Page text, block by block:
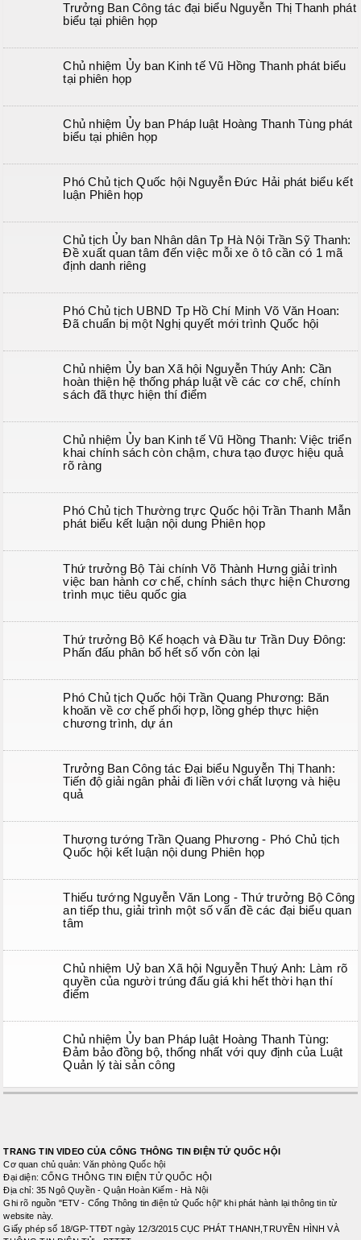
Trưởng Ban Công tác đại biểu Nguyễn Thị Thanh phát
biểu tại phiên họp
Chủ nhiệm Ủy ban Kinh tế Vũ Hồng Thanh phát biểu
tại phiên họp
Chủ nhiệm Ủy ban Pháp luật Hoàng Thanh Tùng phát
biểu tại phiên họp
Phó Chủ tịch Quốc hội Nguyễn Đức Hải phát biểu kết
luận Phiên họp
Chủ tịch Ủy ban Nhân dân Tp Hà Nội Trần Sỹ Thanh:
Đề xuất quan tâm đến việc mỗi xe ô tô cần có 1 mã
định danh riêng
Phó Chủ tịch UBND Tp Hồ Chí Minh Võ Văn Hoan:
Đã chuẩn bị một Nghị quyết mới trình Quốc hội
Chủ nhiệm Ủy ban Xã hội Nguyễn Thúy Anh: Cần
hoàn thiện hệ thống pháp luật về các cơ chế, chính
sách đã thực hiện thí điểm
Chủ nhiệm Ủy ban Kinh tế Vũ Hồng Thanh: Việc triển
khai chính sách còn chậm, chưa tạo được hiệu quả
rõ ràng
Phó Chủ tịch Thường trực Quốc hội Trần Thanh Mẫn
phát biểu kết luận nội dung Phiên họp
Thứ trưởng Bộ Tài chính Võ Thành Hưng giải trình
việc ban hành cơ chế, chính sách thực hiện Chương
trình mục tiêu quốc gia
Thứ trưởng Bộ Kế hoạch và Đầu tư Trần Duy Đông:
Phấn đấu phân bổ hết số vốn còn lại
Phó Chủ tịch Quốc hội Trần Quang Phương: Băn
khoăn về cơ chế phối hợp, lồng ghép thực hiện
chương trình, dự án
Trưởng Ban Công tác Đại biểu Nguyễn Thị Thanh:
Tiến độ giải ngân phải đi liền với chất lượng và hiệu
quả
Thượng tướng Trần Quang Phương - Phó Chủ tịch
Quốc hội kết luận nội dung Phiên họp
Thiếu tướng Nguyễn Văn Long - Thứ trưởng Bộ Công
an tiếp thu, giải trình một số vấn đề các đại biểu quan
tâm
Chủ nhiệm Uỷ ban Xã hội Nguyễn Thuý Anh: Làm rõ
quyền của người trúng đấu giá khi hết thời hạn thí
điểm
Chủ nhiệm Ủy ban Pháp luật Hoàng Thanh Tùng:
Đảm bảo đồng bộ, thống nhất với quy định của Luật
Quản lý tài sản công
TRANG TIN VIDEO CỦA CỔNG THÔNG TIN ĐIỆN TỬ QUỐC HỘI
Cơ quan chủ quản: Văn phòng Quốc hội
Đại diện: CỔNG THÔNG TIN ĐIỆN TỬ QUỐC HỘI
Địa chỉ: 35 Ngô Quyền - Quận Hoàn Kiếm - Hà Nội
Ghi rõ nguồn "ETV - Cổng Thông tin điện tử Quốc hội" khi phát hành lại thông tin từ
website này.
Giấy phép số 18/GP-TTĐT ngày 12/3/2015 CỤC PHÁT THANH,TRUYỀN HÌNH VÀ